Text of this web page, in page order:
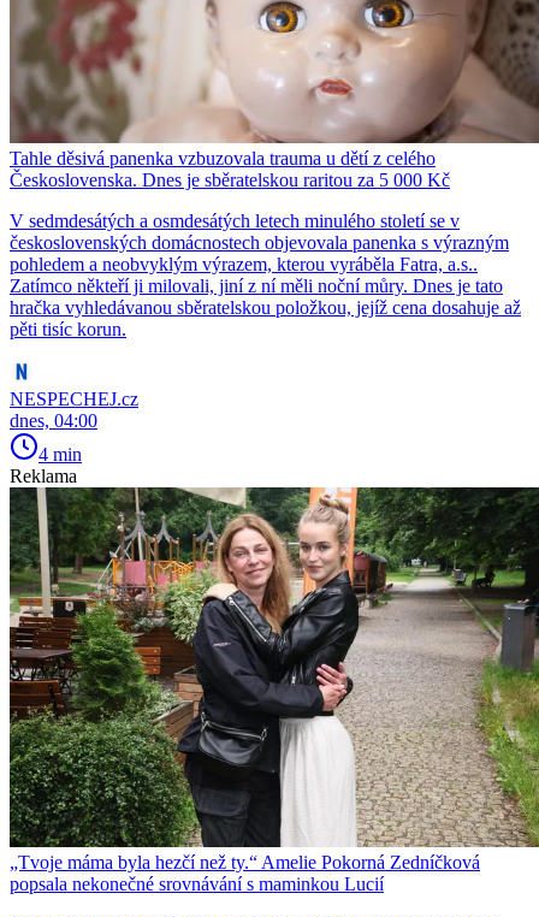
Tahle děsivá panenka vzbuzovala trauma u dětí z celého
Československa. Dnes je sběratelskou raritou za 5 000 Kč
V sedmdesátých a osmdesátých letech minulého století se v
československých domácnostech objevovala panenka s výrazným
pohledem a neobvyklým výrazem, kterou vyráběla Fatra, a.s..
Zatímco někteří ji milovali, jiní z ní měli noční můry. Dnes je tato
hračka vyhledávanou sběratelskou položkou, jejíž cena dosahuje až
pěti tisíc korun.
NESPECHEJ.cz
dnes, 04:00
4 min
Reklama
„Tvoje máma byla hezčí než ty.“ Amelie Pokorná Zedníčková
popsala nekonečné srovnávání s maminkou Lucií